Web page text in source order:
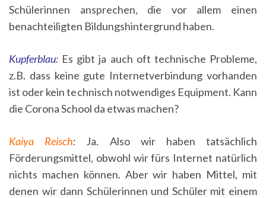
Schülerinnen ansprechen, die vor allem einen
benachteiligten Bildungshintergrund haben.
Kupferblau: Es gibt ja auch oft technische Probleme,
z.B. dass keine gute Internetverbindung vorhanden
ist oder kein technisch notwendiges Equipment. Kann
die Corona School da etwas machen?
Kaiya Reisch: Ja. Also wir haben tatsächlich
Förderungsmittel, obwohl wir fürs Internet natürlich
nichts machen können. Aber wir haben Mittel, mit
denen wir dann Schülerinnen und Schüler mit einem